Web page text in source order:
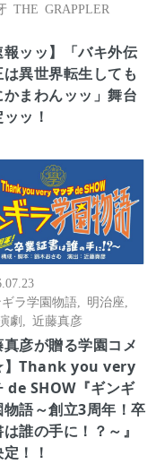
THE GRAPPLER
報ッッ】「バキ外伝
異世界転生しても
まわんッッ」舞台
ッ！
ギラ学園物語
明治座
劇
近藤真彦
真彦が贈る学園コメ
Thank you very
de SHOW『ギンギ
物語～創立3周年！卒
誰の手に！？～』
！！